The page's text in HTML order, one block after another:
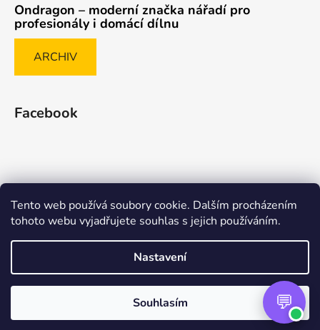
Tento web používá soubory cookie. Dalším procházením
tohoto webu vyjadřujete souhlas s jejich používáním.
Nastavení
Souhlasím
Ondragon – moderní značka nářadí pro
profesionály i domácí dílnu
ARCHIV
Facebook
Způsob ověřování recenzí
Vytvořil Shoptet Premium
nasenaradi.cz
. Všechna práva
vyhrazena.